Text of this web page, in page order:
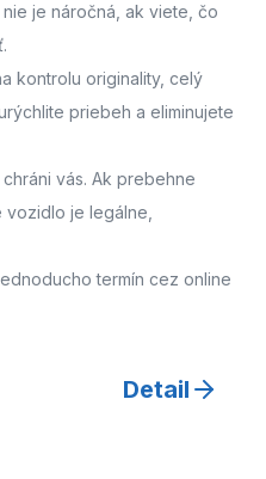
je náročná, ak viete, čo
kontrolu originality, celý
priebeh a eliminujete
vás. Ak prebehne
je legálne,
termín cez online
Detail